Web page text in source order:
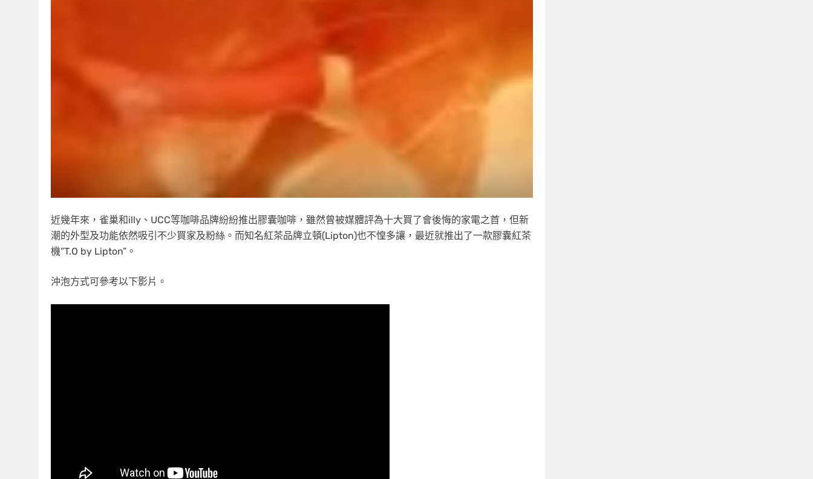
近幾年來，雀巢和illy、UCC等咖啡品牌紛紛推出膠囊咖啡，雖然曾被媒體評為十大買了會後悔的家電之首，但新
潮的外型及功能依然吸引不少買家及粉絲。而知名紅茶品牌立頓(Lipton)也不惶多讓，最近就推出了一款膠囊紅茶
機”T.O by Lipton”。
沖泡方式可參考以下影片。